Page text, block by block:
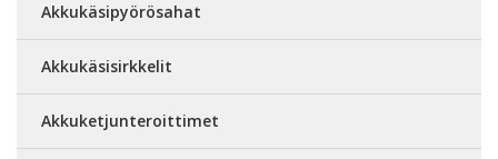
Akkukäsipyörösahat
Akkukäsisirkkelit
Akkuketjunteroittimet